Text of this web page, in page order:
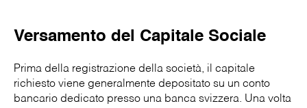
Versamento del Capitale Sociale
Prima della registrazione della società, il capitale
richiesto viene generalmente depositato su un conto
bancario dedicato presso una banca svizzera. Una volta